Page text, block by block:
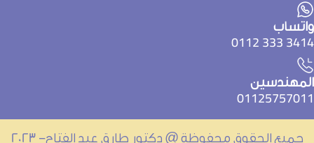
3414 333
جميع الحقوق محفوظة @ دكتور طارق عبد الفتاح- 2023